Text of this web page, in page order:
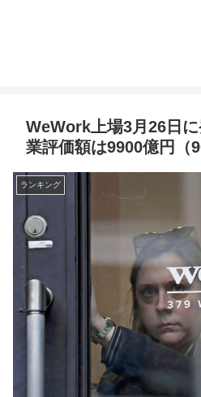
WeWork上場3月26日
業評価額は9900億円（
ランキング